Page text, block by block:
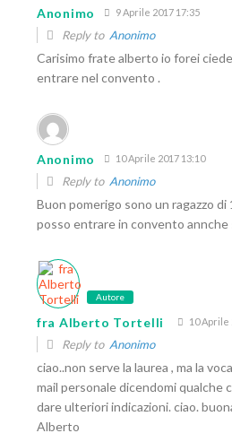
Anonimo 9 Aprile 2017 17:35
Reply to Anonimo
Carisimo frate alberto io forei
entrare nel convento .
Anonimo 10 Aprile 2017 13:10
Reply to Anonimo
Buon pomerigo sono un ragazzo
posso entrare in convento annche
Autore
fra Alberto Tortelli 10 Aprile
Reply to Anonimo
ciao..non serve la laurea , ma la
mail personale dicendomi qualche
dare ulteriori indicazioni. ciao.
Alberto